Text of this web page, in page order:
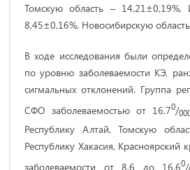
Томскую область – 14,21±0,19%,
8,45±0,16%, Новосибирскую
В ходе исследования были
по уровню заболеваемости КЭ,
сигмальных отклонений. Группа
СФО заболеваемостью от 16,70/
Республику Алтай, Томскую
Республику Хакасия, Красноярский
заболеваемости от 8,6 до 16,60/